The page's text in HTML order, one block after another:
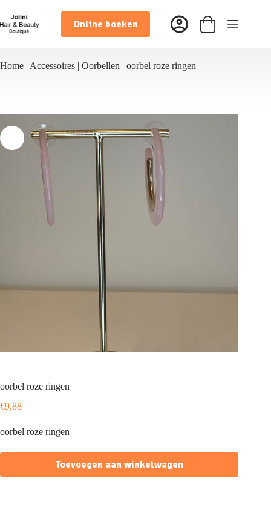
naar
de
inhoud
Online boeken Winkelwagen
Home | Accessoires | Oorbellen | oorbel roze ringen
oorbel roze ringen
€9,88
oorbel roze ringen
Toevoegen aan winkelwagen